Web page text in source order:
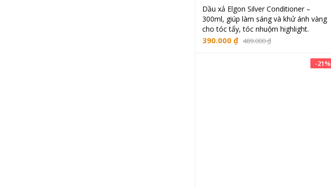
Thêm vào giỏ hàng
Dầu xả Elgon Silver Conditioner –
300ml, giúp làm sáng và khử ánh vàng
cho tóc tẩy, tóc nhuộm highlight.
489.000₫
390.000 ₫
-21%